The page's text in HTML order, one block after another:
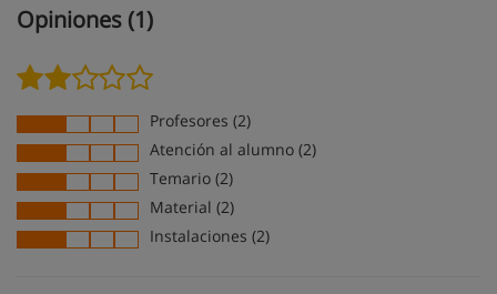
Opiniones (1)
Profesores (2)
Atención al alumno (2)
Temario (2)
Material (2)
Instalaciones (2)